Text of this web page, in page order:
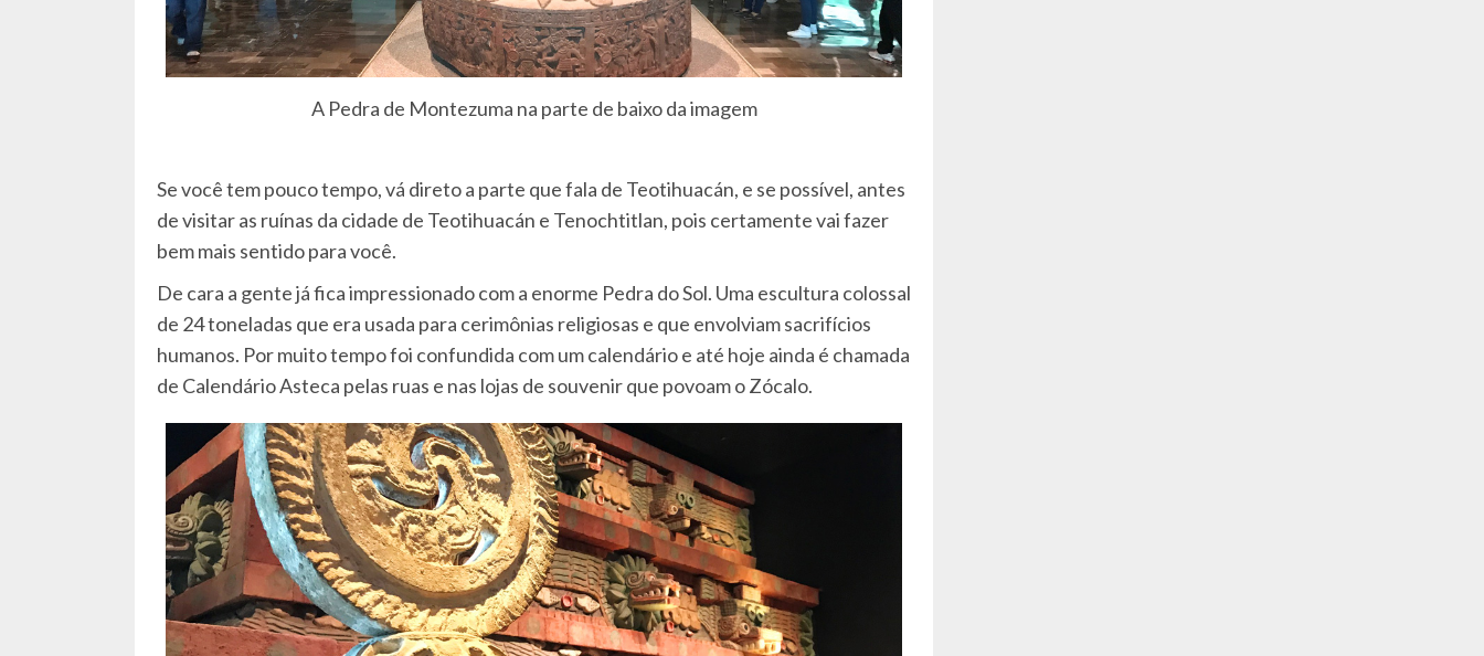
A Pedra de Montezuma na parte de baixo da imagem
Se você tem pouco tempo, vá direto a parte que fala de Teotihuacán, e se possível, antes
de visitar as ruínas da cidade de Teotihuacán e Tenochtitlan, pois certamente vai fazer
bem mais sentido para você.
De cara a gente já fica impressionado com a enorme Pedra do Sol. Uma escultura colossal
de 24 toneladas que era usada para cerimônias religiosas e que envolviam sacrifícios
humanos. Por muito tempo foi confundida com um calendário e até hoje ainda é chamada
de Calendário Asteca pelas ruas e nas lojas de souvenir que povoam o Zócalo.